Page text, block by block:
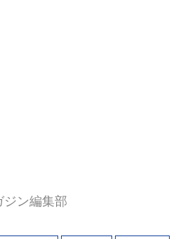
ジン編集部